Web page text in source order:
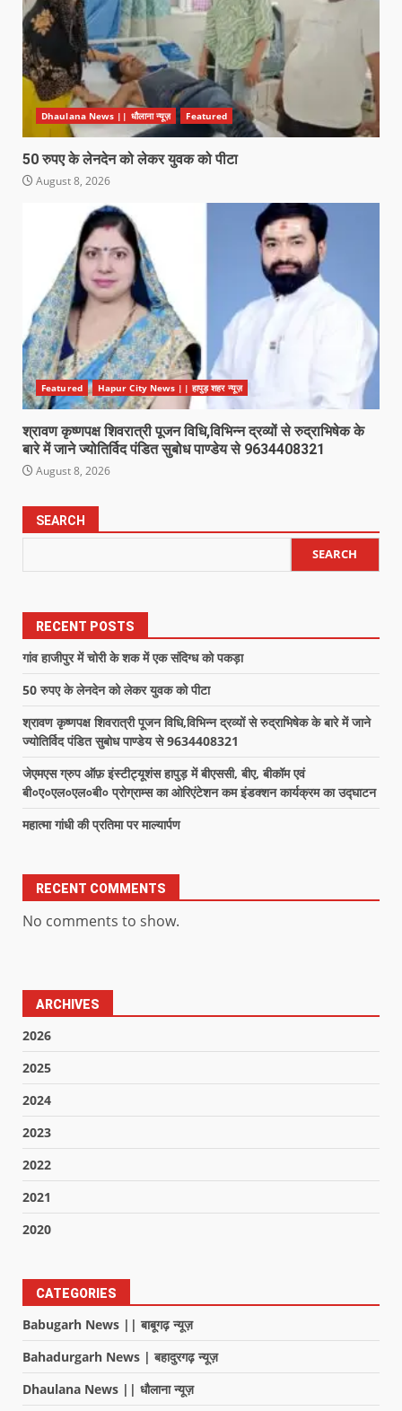
Dhaulana News || धौलाना न्यूज़ Featured
50 रुपए के लेनदेन को लेकर युवक को पीटा
August 8, 2026
Featured Hapur City News || हापुड़ शहर न्यूज़
श्रावण कृष्णपक्ष शिवरात्री पूजन विधि,विभिन्न द्रव्यों से रुद्राभिषेक के
बारे में जाने ज्योतिर्विद पंडित सुबोध पाण्डेय से 9634408321
August 8, 2026
SEARCH
SEARCH
RECENT POSTS
गांव हाजीपुर में चोरी के शक में एक संदिग्ध को पकड़ा
50 रुपए के लेनदेन को लेकर युवक को पीटा
श्रावण कृष्णपक्ष शिवरात्री पूजन विधि,विभिन्न द्रव्यों से रुद्राभिषेक के बारे में जाने
ज्योतिर्विद पंडित सुबोध पाण्डेय से 9634408321
जेएमएस ग्रुप ऑफ़ इंस्टीट्यूशंस हापुड़ में बीएससी, बीए, बीकॉम एवं
बी०ए०एल०एल०बी० प्रोग्राम्स का ओरिएंटेशन कम इंडक्शन कार्यक्रम का उद्घाटन
महात्मा गांधी की प्रतिमा पर माल्यार्पण
RECENT COMMENTS
No comments to show.
ARCHIVES
2026
2025
2024
2023
2022
2021
2020
CATEGORIES
Babugarh News || बाबूगढ़ न्यूज़
Bahadurgarh News | बहादुरगढ़ न्यूज़
Dhaulana News || धौलाना न्यूज़